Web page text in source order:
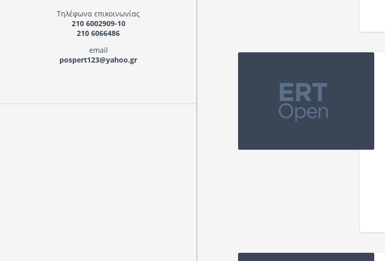
Τηλέφωνα επικοινωνίας
210 6002909-10
210 6066486
email
pospert123@yahoo.gr